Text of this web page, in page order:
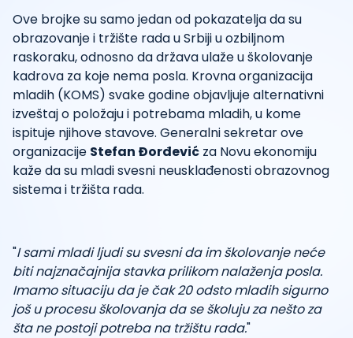
Ove brojke su samo jedan od pokazatelja da su
obrazovanje i tržište rada u Srbiji u ozbiljnom
raskoraku, odnosno da država ulaže u školovanje
kadrova za koje nema posla. Krovna organizacija
mladih (KOMS) svake godine objavljuje alternativni
izveštaj o položaju i potrebama mladih, u kome
ispituje njihove stavove. Generalni sekretar ove
organizacije Stefan Đorđević za Novu ekonomiju
kaže da su mladi svesni neusklađenosti obrazovnog
sistema i tržišta rada.
"I sami mladi ljudi su svesni da im školovanje neće
biti najznačajnija stavka prilikom nalaženja posla.
Imamo situaciju da je čak 20 odsto mladih sigurno
još u procesu školovanja da se školuju za nešto za
šta ne postoji potreba na tržištu rada."